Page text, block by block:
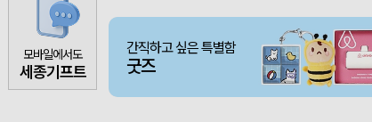
모바일에서도
세종기프트
간직하고 싶은 특별함
굿즈